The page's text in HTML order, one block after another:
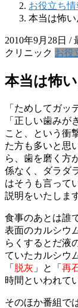
お役立ち情
本当は怖
2010年9月28日 /
クリニック お役
本当は怖
「ためしてガッ
「正しい歯みが
こと、という衝
た方も多いと思
ら、歯を磨く方
係なく、ダラダ
はそうも言って
説明をいたしま
食事のあとは誰
表面のカルシウ
らくするとだ液
ていたカルシウ
「 脱灰 」と「 再
時間といわれて
そのほか番組で